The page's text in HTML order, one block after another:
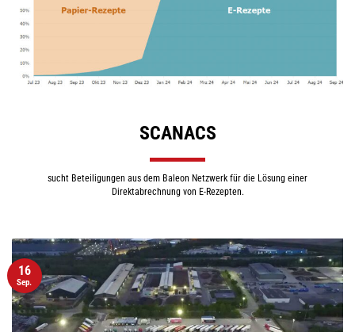
SCANACS
sucht Beteiligungen aus dem Baleon Netzwerk für die Lösung einer
Direktabrechnung von E-Rezepten.
16
Sep.